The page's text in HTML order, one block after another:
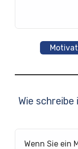
Wie
Wenn Sie ein